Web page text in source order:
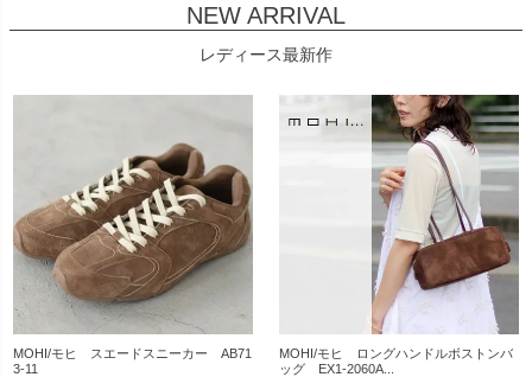
NEW ARRIVAL
レディース最新作
MOHI/モヒ スエードスニーカー AB71
3-11
MOHI/モヒ ロングハンドルボストンバ
ッグ EX1-2060A...